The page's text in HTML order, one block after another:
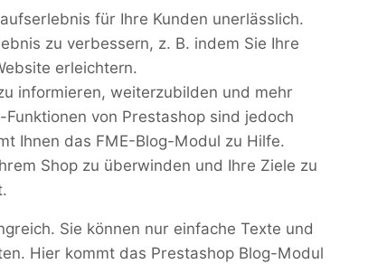
für Ihre Kunden unerlässlich.
zu verbessern, z. B. indem Sie Ihre
erleichtern.
informieren, weiterzubilden und mehr
von Prestashop sind jedoch
Ihnen das FME-Blog-Modul zu Hilfe.
Shop zu überwinden und Ihre Ziele zu
Sie können nur einfache Texte und
Hier kommt das Prestashop Blog-Modul